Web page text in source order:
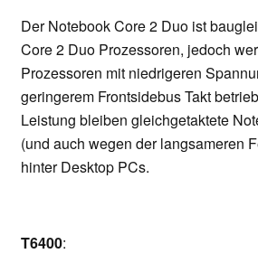
Der Notebook Core 2 Duo ist
Core 2 Duo Prozessoren, jedoch
Prozessoren mit niedrigeren
geringerem Frontsidebus Takt
Leistung bleiben gleichgetaktete
(und auch wegen der langsameren
hinter Desktop PCs.
T6400: